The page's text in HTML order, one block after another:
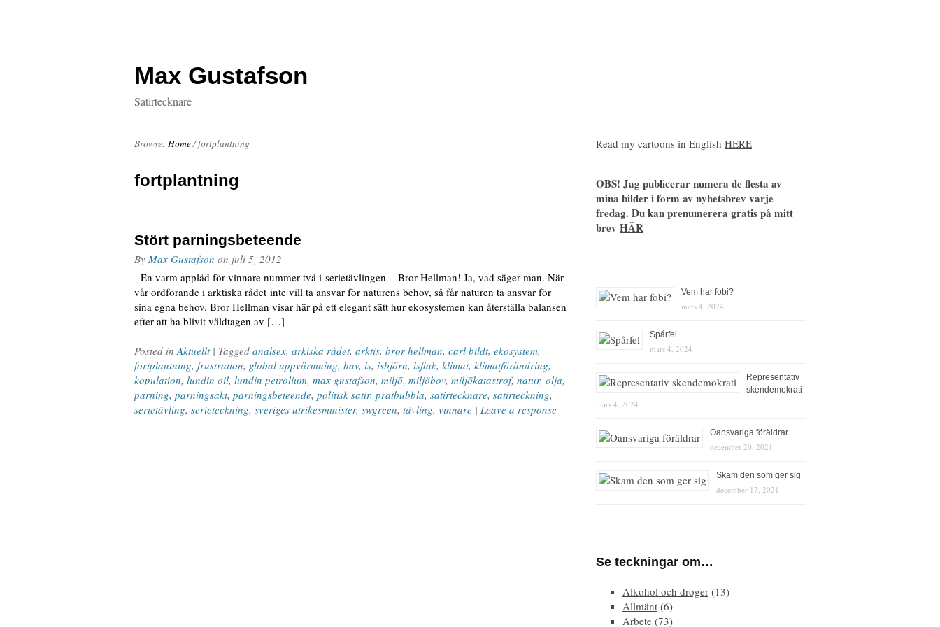
Max Gustafson
Satirtecknare
Browse: Home/fortplantning
fortplantning
Stört parningsbeteende
By Max Gustafson on juli 5, 2012
En varm applåd för vinnare nummer två i serietävlingen – Bror Hellman! Ja, vad säger man. När
vår ordförande i arktiska rådet inte vill ta ansvar för naturens behov, så får naturen ta ansvar för
sina egna behov. Bror Hellman visar här på ett elegant sätt hur ekosystemen kan återställa balansen
efter att ha blivit våldtagen av […]
Posted inAktuellt | Tagged analsex, arkiska rådet, arktis, bror hellman, carl bildt, ekosystem,
fortplantning, frustration, global uppvärmning, hav, is, isbjörn, isflak, klimat, klimatförändring,
kopulation, lundin oil, lundin petrolium, max gustafson, miljö, miljöbov, miljökatastrof, natur, olja,
parning, parningsakt, parningsbeteende, politisk satir, pratbubbla, satirtecknare, satirteckning,
serietävling, serieteckning, sveriges utrikesminister, swgreen, tävling, vinnare | Leave a response
Read my cartoons in English HERE
OBS! Jag publicerar numera de flesta av
mina bilder i form av nyhetsbrev varje
fredag. Du kan prenumerera gratis på mitt
brev HÄR
Vem har fobi?
mars 4, 2024
Spårfel
mars 4, 2024
Representativ
skendemokrati
mars 4, 2024
Oansvariga föräldrar
december 20, 2021
Skam den som ger sig
december 17, 2021
Se teckningar om…
Alkohol och droger(13)
Allmänt(6)
Arbete(73)